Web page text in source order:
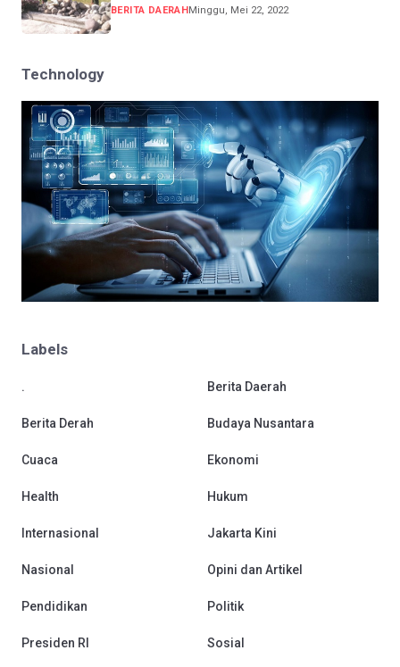
BERITA DAERAHMinggu, Mei 22, 2022
Technology
Labels
. Berita Daerah
Berita Derah Budaya Nusantara
Cuaca Ekonomi
Health Hukum
Internasional Jakarta Kini
Nasional Opini dan Artikel
Pendidikan Politik
Presiden RI Sosial